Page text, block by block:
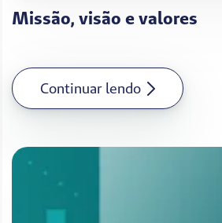
Missão, visão e valores
Continuar lendo